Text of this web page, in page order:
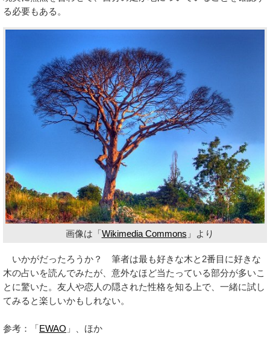
る必要もある。
画像は「Wikimedia Commons 」より
いかがだったろうか？ 筆者は最も好きな木と2番目に好きな
木の占いを読んでみたが、意外なほど当たっている部分が多いこ
とに驚いた。友人や恋人の隠された性格を知る上で、一緒に試し
てみると楽しいかもしれない。
参考：「EWAO 」、ほか